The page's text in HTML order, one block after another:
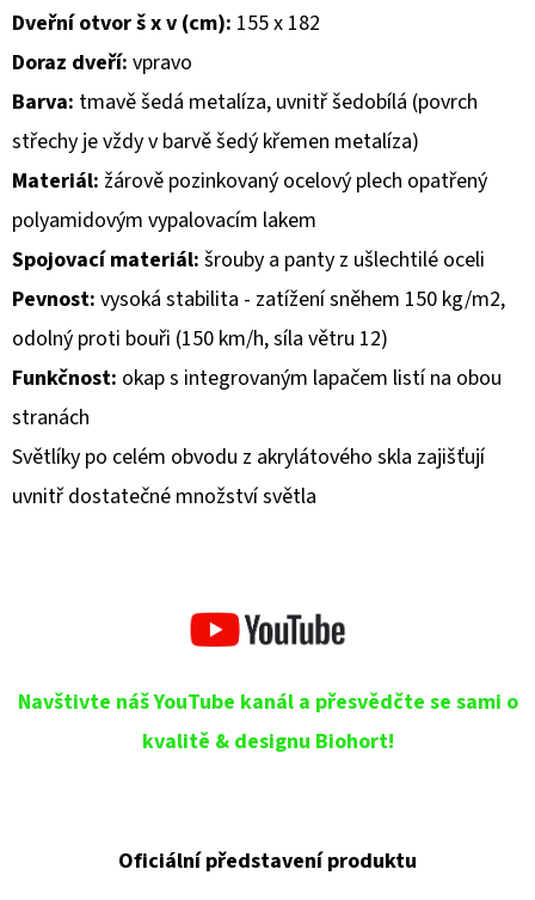
Dveřní otvor š x v (cm): 155 x 182
Doraz dveří: vpravo
Barva: tmavě šedá metalíza, uvnitř šedobílá (povrch
střechy je vždy v barvě šedý křemen metalíza)
Materiál: žárově pozinkovaný ocelový plech opatřený
polyamidovým vypalovacím lakem
Spojovací materiál: šrouby a panty z ušlechtilé oceli
Pevnost: vysoká stabilita - zatížení sněhem 150 kg/m2,
odolný proti bouři (150 km/h, síla větru 12)
Funkčnost: okap s integrovaným lapačem listí na obou
stranách
Světlíky po celém obvodu z akrylátového skla zajišťují
uvnitř dostatečné množství světla
Navštivte náš YouTube kanál a přesvědčte se sami o
kvalitě & designu Biohort!
Oficiální představení produktu
D
O
P
O
R
U
Č
U
J
E
M
E